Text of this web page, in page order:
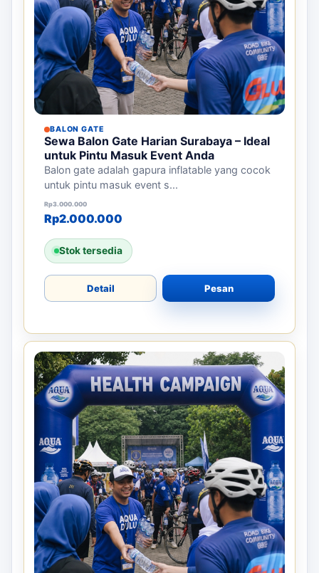
BALON GATE
Sewa Balon Gate Harian Surabaya – Ideal
untuk Pintu Masuk Event Anda
Balon gate adalah gapura inflatable yang cocok
untuk pintu masuk event s...
Rp3.000.000
Harga aslinya adalah: Rp3.000.000.
Rp2.000.000
Harga saat ini adalah: Rp2.000.000.
Stok tersedia
Detail Pesan